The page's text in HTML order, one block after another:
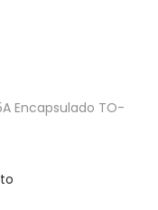
Encapsulado TO-